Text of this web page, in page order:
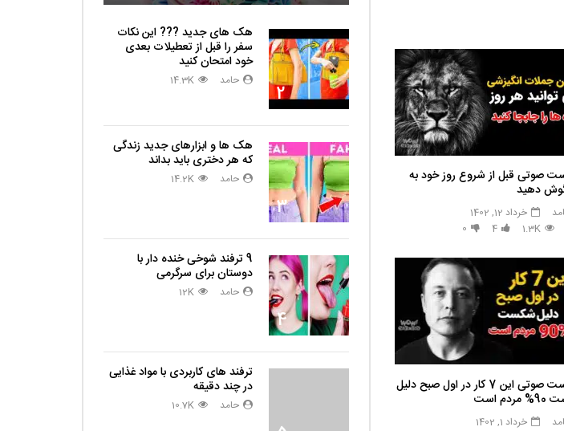
صوتی قبل از شروع روز خود به
دهید
خرداد 12, 1402
1.3K
4
0
پادکست صوتی این 7 کار در اول صبح دلیل
است
خرداد 1, 1402
2
هک های جدید ??️? این نکات
سفر را قبل از تعطیلات بعدی
خود امتحان کنید
حامد 14.3K
3
هک ها و ابزارهای جدید زندگی
که هر دختری باید بداند
حامد 14.2K
4
9 ترفند شوخی خنده دار با
دوستان برای سرگرمی
حامد 12K
ترفند های کاربردی با مواد غذایی
در چند دقیقه
حامد 10.7K